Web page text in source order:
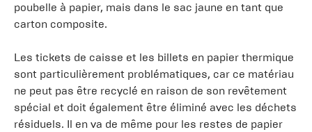
poubelle à papier, mais dans le sac jaune en tant que
carton composite.
Les tickets de caisse et les billets en papier thermique
sont particulièrement problématiques, car ce matériau
ne peut pas être recyclé en raison de son revêtement
spécial et doit également être éliminé avec les déchets
résiduels. Il en va de même pour les restes de papier